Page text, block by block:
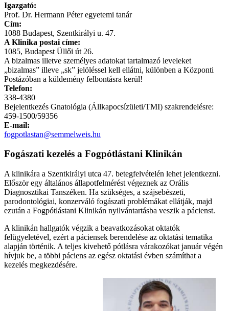
Igazgató:
Prof. Dr. Hermann Péter egyetemi tanár
Cím:
1088 Budapest, Szentkirályi u. 47.
A Klinika postai címe:
1085, Budapest Üllői út 26.
A bizalmas illetve személyes adatokat tartalmazó leveleket
„bizalmas” illeve „sk” jelöléssel kell ellátni, különben a Központi
Postázóban a küldemény felbontásra kerül!
Telefon:
338-4380
Bejelentkezés Gnatológia (Állkapocsízületi/TMI) szakrendelésre:
459-1500/59356
E-mail:
fogpotlastan@semmelweis.hu
Fogászati kezelés a Fogpótlástani Klinikán
A klinikára a Szentkirályi utca 47. betegfelvételén lehet jelentkezni.
Először egy általános állapotfelmérést végeznek az Orális
Diagnosztikai Tanszéken. Ha szükséges, a szájsebészeti,
parodontológiai, konzerváló fogászati problémákat ellátják, majd
ezután a Fogpótlástani Klinikán nyilvántartásba veszik a pácienst.
A klinikán hallgatók végzik a beavatkozásokat oktatók
felügyeletével, ezért a páciensek berendelése az oktatási tematika
alapján történik. A teljes kivehető pótlásra várakozókat január végén
hívjuk be, a többi páciens az egész oktatási évben számíthat a
kezelés megkezdésére.